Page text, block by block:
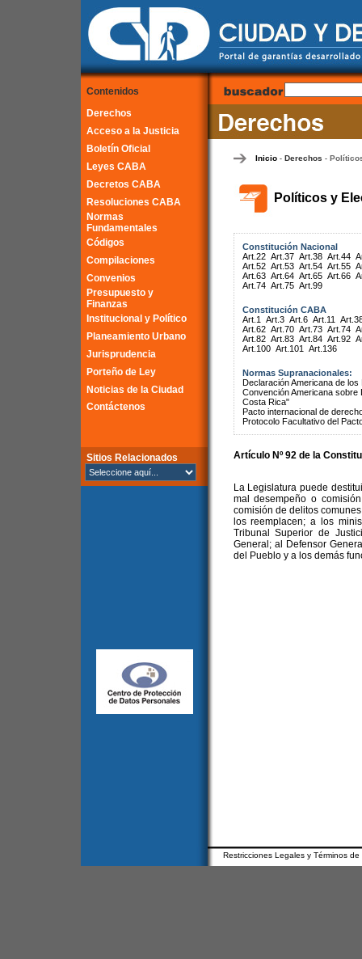
Contenidos
Derechos
Acceso a la Justicia
Boletín Oficial
Leyes CABA
Decretos CABA
Resoluciones CABA
Normas
Fundamentales
Códigos
Compilaciones
Convenios
Presupuesto y
Finanzas
Institucional y Político
Planeamiento Urbano
Jurisprudencia
Porteño de Ley
Noticias de la Ciudad
Contáctenos
Sitios Relacionados
Inicio- Derechos -
Políticos y
Constitución Nacional
Art.22 Art.37 Art.38 Art.44
Art.52 Art.53 Art.54 Art.55
Art.63 Art.64 Art.65 Art.66
Art.74 Art.75 Art.99
Constitución CABA
Art.1
Art.3 Art.6 Art.11
Art.62 Art.70 Art.73 Art.74
Art.82 Art.83 Art.84 Art.92
Art.100 Art.101 Art.136
Normas Supranacionales:
Declaración Americana de
Convención Americana
Costa Rica"
Pacto internacional de
Protocolo Facultativo del
Artículo Nº 92 de la
La Legislatura puede
mal desempeño o
comisión de delitos
los reemplacen; a los
Tribunal Superior de
General; al Defensor
del Pueblo y a los demás
Restricciones Legales y Términos de